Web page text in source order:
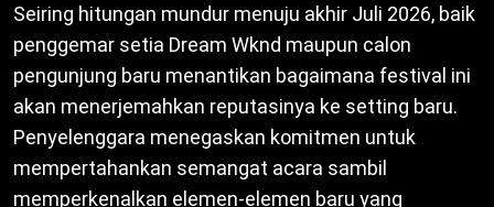
Seiring hitungan mundur menuju akhir Juli 2026, baik
penggemar setia Dream Wknd maupun calon
pengunjung baru menantikan bagaimana festival ini
akan menerjemahkan reputasinya ke setting baru.
Penyelenggara menegaskan komitmen untuk
mempertahankan semangat acara sambil
memperkenalkan elemen-elemen baru yang